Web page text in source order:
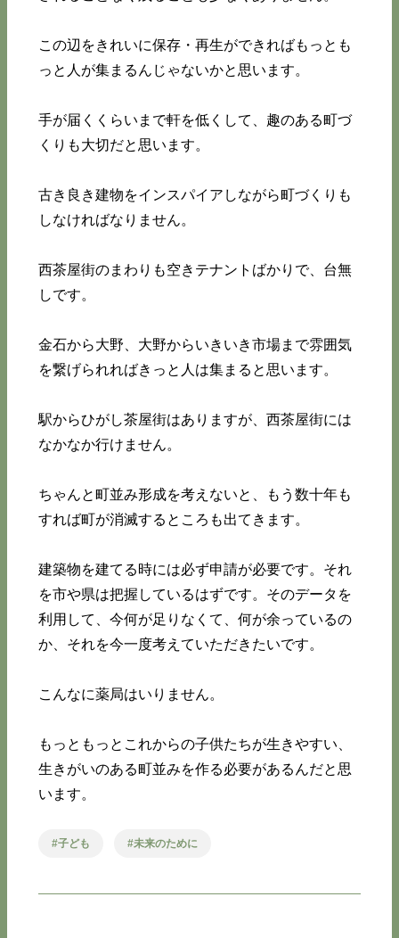
この辺をきれいに保存・再生ができればもっとも
っと人が集まるんじゃないかと思います。
手が届くくらいまで軒を低くして、趣のある町づ
くりも大切だと思います。
古き良き建物をインスパイアしながら町づくりも
しなければなりません。
西茶屋街のまわりも空きテナントばかりで、台無
しです。
金石から大野、大野からいきいき市場まで雰囲気
を繋げられればきっと人は集まると思います。
駅からひがし茶屋街はありますが、西茶屋街には
なかなか行けません。
ちゃんと町並み形成を考えないと、もう数十年も
すれば町が消滅するところも出てきます。
建築物を建てる時には必ず申請が必要です。それ
を市や県は把握しているはずです。そのデータを
利用して、今何が足りなくて、何が余っているの
か、それを今一度考えていただきたいです。
こんなに薬局はいりません。
もっともっとこれからの子供たちが生きやすい、
生きがいのある町並みを作る必要があるんだと思
います。
子ども 未来のために